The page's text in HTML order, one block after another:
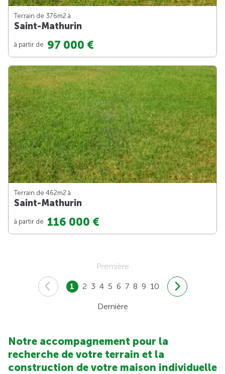
Terrain de 376m2 à
Saint-Mathurin
à partir de 97 000 €
Terrain de 462m2 à
Saint-Mathurin
à partir de 116 000 €
Première
1 2 3 4 5 6 7 8 9 10
Dernière
Notre accompagnement pour la
recherche de votre terrain et la
construction de votre maison individuelle